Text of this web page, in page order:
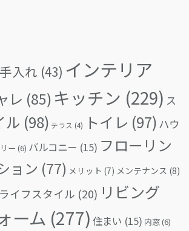
入れ (43) インテリア
レ (85) キッチン (229) ス
ル (98) テラス (4) トイレ (97) ハウ
ー (6) バルコニー (15) フローリン
ョン (77) メリット (7) メンテナンス (8)
ライフスタイル (20) リビング
ーム (277) 住まい (15) 内窓(6)